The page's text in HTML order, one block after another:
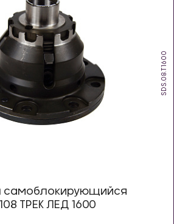
SDS.08.T1600
ТРЕК ЛЕД 1600